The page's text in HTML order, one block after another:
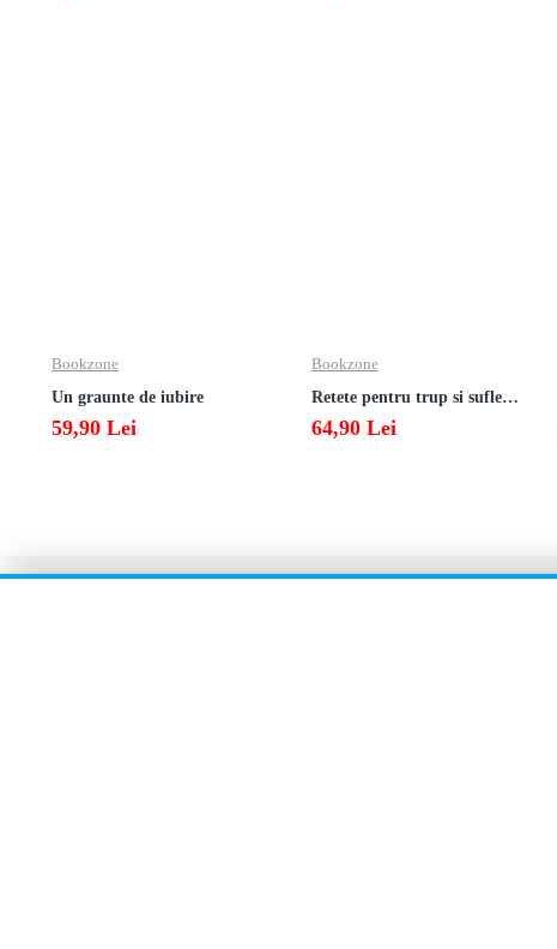
Bookzone
Un graunte de iubire
59,90 Lei
Bookzone
Retete pentru trup si suflet din bucataria manastirii
64,90 Lei